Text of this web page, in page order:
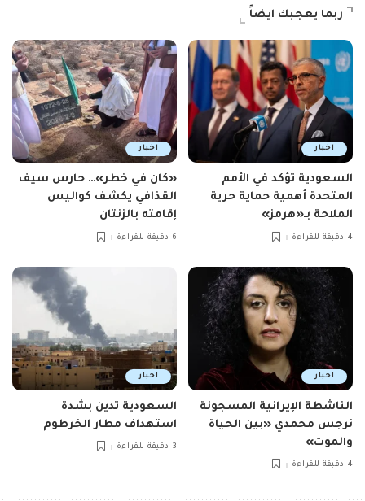
ربما يعجبك ايضاً
اخبار
السعودية تؤكد في الأمم
المتحدة أهمية حماية حرية
الملاحة بـ«هرمز»
4 دقيقة للقراءة
اخبار
«كان في خطر»… حارس سيف
القذافي يكشف كواليس
إقامته بالزنتان
6 دقيقة للقراءة
اخبار
الناشطة الإيرانية المسجونة
نرجس محمدي «بين الحياة
والموت»
4 دقيقة للقراءة
اخبار
السعودية تدين بشدة
استهداف مطار الخرطوم
3 دقيقة للقراءة